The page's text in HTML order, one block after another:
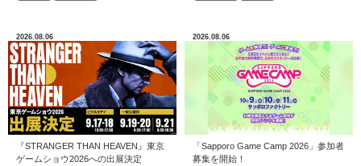
2026.08.06
『STRANGER THAN HEAVEN』東京
ゲームショウ2026への出展決定
2026.08.06
「Sapporo Game Camp 2026」参加者
募集を開始！